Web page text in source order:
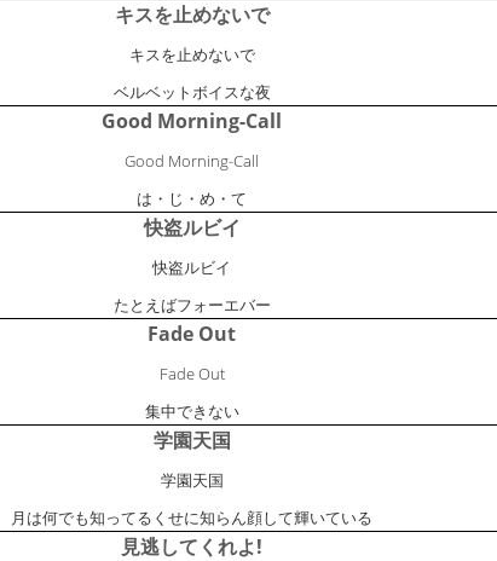
キスを止めないで
キスを止めないで
ベルベットボイスな夜
Good Morning-Call
Good Morning-Call
は・じ・め・て
快盗ルビイ
快盗ルビイ
たとえばフォーエバー
Fade Out
Fade Out
集中できない
学園天国
学園天国
月は何でも知ってるくせに知らん顔して輝いている
見逃してくれよ!